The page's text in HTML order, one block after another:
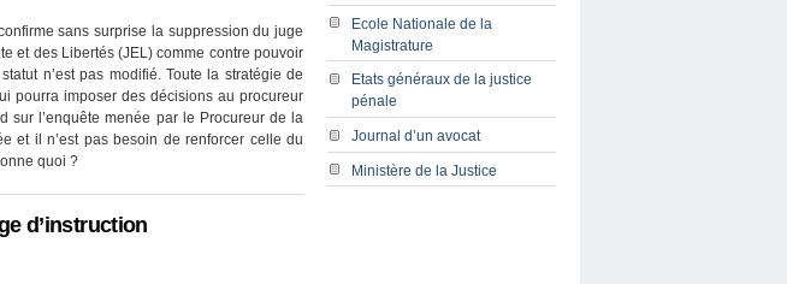
sans surprise la suppression du juge
et des Libertés (JEL) comme contre pouvoir
n’est pas modifié. Toute la stratégie de
pourra imposer des décisions au procureur
sur l’enquête menée par le Procureur de la
et il n’est pas besoin de renforcer celle du
quoi ?
d’instruction
Ecole Nationale de la
Magistrature
Etats généraux de la justice
pénale
Journal d’un avocat
Ministère de la Justice